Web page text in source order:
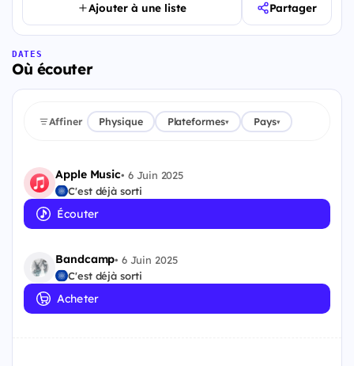
Ajouter à une liste Partager
DATES
Où écouter
Affiner Physique Plateformes▾ Pays▾
Apple Music•6 Juin 2025
C'est déjà sorti
Écouter
Bandcamp•6 Juin 2025
C'est déjà sorti
Acheter